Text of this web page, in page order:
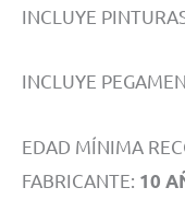
INCLUYE
INCLUYE
EDAD MÍNIMA
FABRICANTE: 10